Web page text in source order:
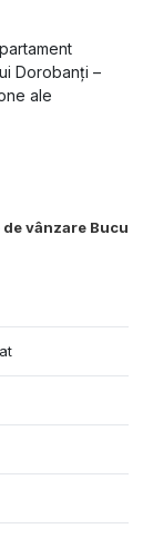
de vânzare
Dorobanți –
ale
în comun,
activ și
prin credit fără